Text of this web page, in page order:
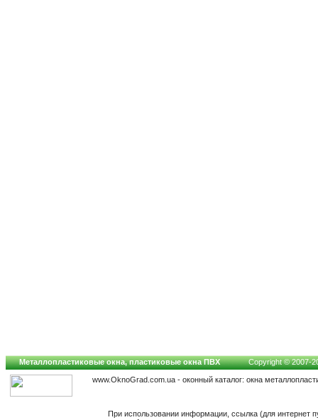
Металлопластиковые окна, пластиковые окна ПВХ Copyright © 2007-
www.OknoGrad.com.ua - оконный каталог: окна
При использовании информации, ссылка (для интернет